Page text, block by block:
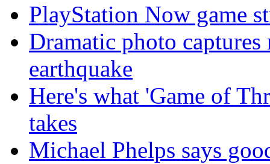
PlayStation Now game
Dramatic photo
earthquake
Here's what 'Game of
takes
Michael Phelps says